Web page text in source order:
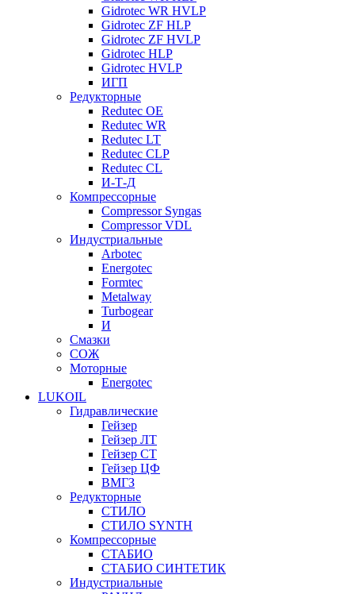
Gidrotec WR HVLP
Gidrotec ZF HLP
Gidrotec ZF HVLP
Gidrotec HLP
Gidrotec HVLP
ИГП
Редукторные
Redutec OE
Redutec WR
Redutec LT
Redutec CLP
Redutec CL
И-Т-Д
Компрессорные
Compressor Syngas
Compressor VDL
Индустриальные
Arbotec
Energotec
Formtec
Metalway
Turbogear
И
Смазки
СОЖ
Моторные
Energotec
LUKOIL
Гидравлические
Гейзер
Гейзер ЛТ
Гейзер СТ
Гейзер ЦФ
ВМГЗ
Редукторные
СТИЛО
СТИЛО SYNTH
Компрессорные
СТАБИО
СТАБИО СИНТЕТИК
Индустриальные